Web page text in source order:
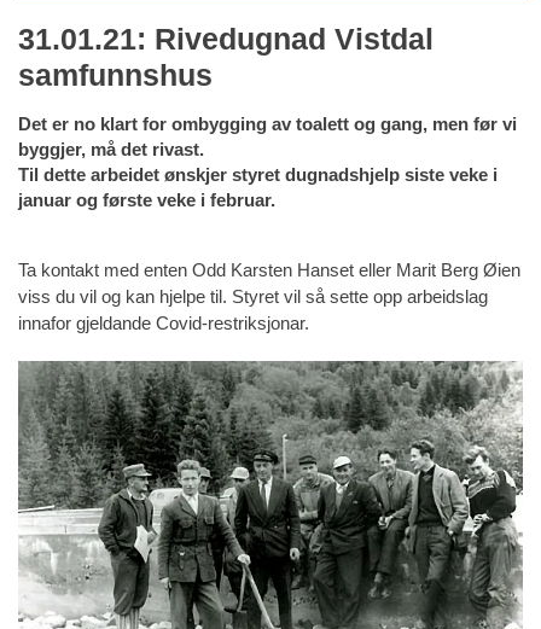
31.01.21: Rivedugnad Vistdal
samfunnshus
Det er no klart for ombygging av toalett og gang, men før vi
byggjer, må det rivast.
Til dette arbeidet ønskjer styret dugnadshjelp siste veke i
januar og første veke i februar.
Ta kontakt med enten Odd Karsten Hanset eller Marit Berg Øien
viss du vil og kan hjelpe til. Styret vil så sette opp arbeidslag
innafor gjeldande Covid-restriksjonar.